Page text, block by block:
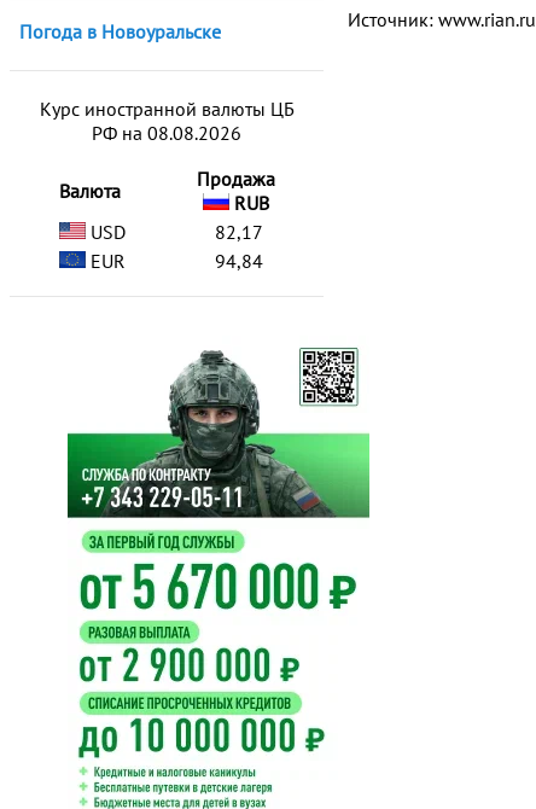
Погода в Новоуральске
Курс иностранной валюты ЦБ
РФ на 08.08.2026
Валюта
Продажа
RUB
USD
82,17
EUR
94,84
Источник: www.rian.ru